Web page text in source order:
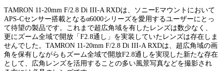
TAMRON 11-20mm F/2.8 Di III-A RXDは、ソニーEマウントにおいて
APS-Cセンサー搭載となるα6000シリーズを愛用するユーザーにとっ
て待望の製品です。これまで超広角域を有したレンズは数少なく、
更にズーム全域で開放「F2.8通し」を実装していたレンズは存在しま
せんでした。TAMRON 11-20mm F/2.8 Di III-A RXDは、超広角域の画
角を保有しながらもズーム全域で開放F2.8通しを実現した新たな存在
として、広角レンズを活用することの多い風景写真などを撮影され